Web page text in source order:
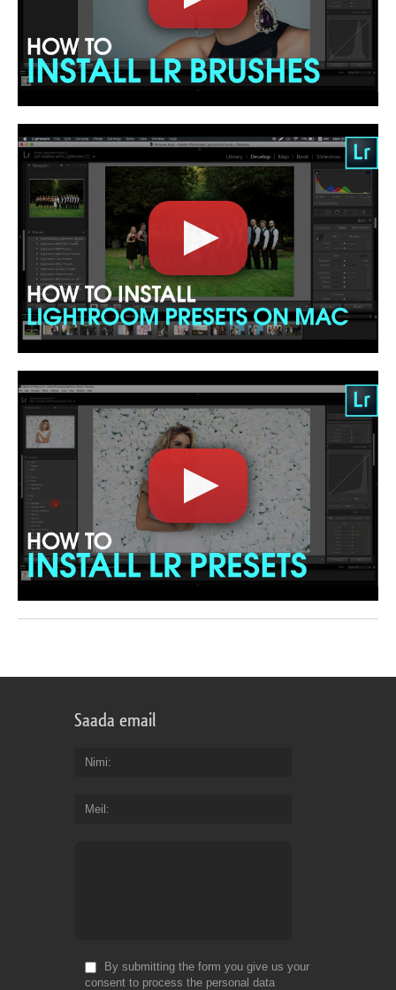
Saada email
Nimi
Meil
By submitting the form you give us your
consent to process the personal data